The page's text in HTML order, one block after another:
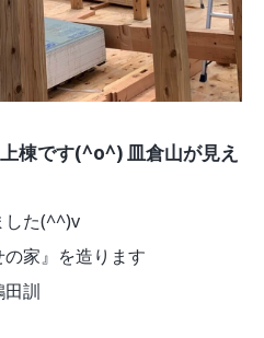
棟です(^o^) 皿倉山が見え
た(^^)v
家』を造ります
訓